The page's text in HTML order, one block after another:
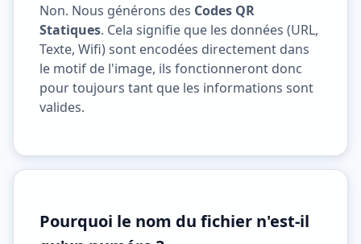
Non. Nous générons des Codes QR
Statiques. Cela signifie que les données (URL,
Texte, Wifi) sont encodées directement dans
le motif de l'image, ils fonctionneront donc
pour toujours tant que les informations sont
valides.
Pourquoi le nom du fichier n'est-il